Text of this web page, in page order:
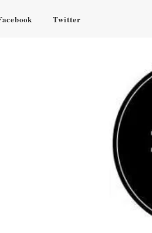
Twitter